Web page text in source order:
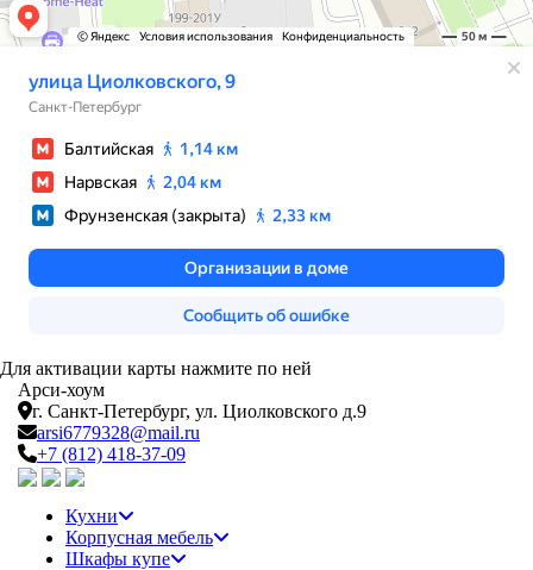
Для активации карты нажмите по ней
Арси-хоум
г. Санкт-Петербург, ул. Циолковского д.9
arsi6779328@mail.ru
+7 (812) 418-37-09
Кухни
Корпусная мебель
Шкафы купе